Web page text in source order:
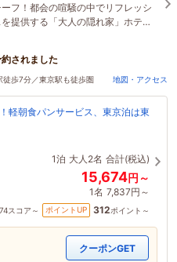
フ！都会の喧騒の中でリフレッシ
提供する「大人の隠れ家」ホテ
、朝は軽朝食パンサービスあり。
されました
歩7分／東京駅も徒歩圏 地図・アクセス
軽朝食パンサービス、東京泊は東
1泊 大人2名 合計(税込)
15,674円～
1名 7,837円～
スコア～ ポイントUP 312ポイント～
クーポンGET